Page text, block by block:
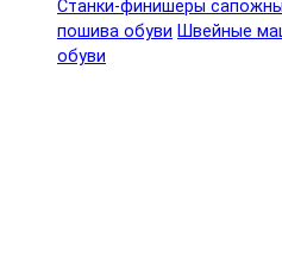
Станки-финишеры
пошива обуви Швейные
обуви